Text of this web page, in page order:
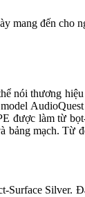
mang đến
nói thương
được làm từ
mạch. Từ
Silver.